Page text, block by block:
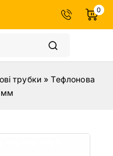
0
трубки »Тефлонова
мм